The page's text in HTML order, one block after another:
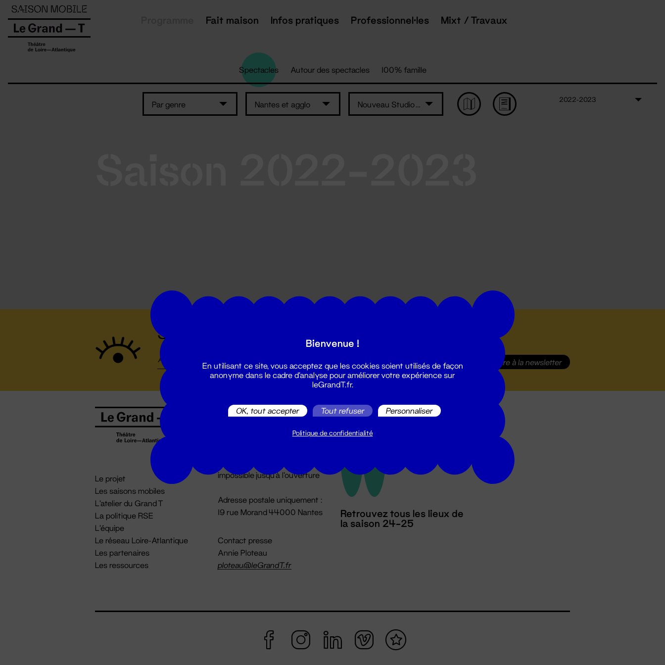
Fait maison Infos pratiques Professionnel·les Mixt / Travaux
Spectacles Autour des spectacles 100% famille
Par genre Nantes et agglo Nouveau Studio Théâtre
2022-2023
Suivez toutes les actualités du Grand T :
S'inscrire à la newsletter
Le projet
Les saisons mobiles
L'atelier du Grand T
La politique RSE
L'équipe
Le réseau Loire-Atlantique
Les partenaires
Les ressources
Billetterie
billetterie@leGrandT.fr
impossible jusqu'à l'ouverture
Adresse postale uniquement :
19 rue Morand 44000 Nantes
Contact presse
Annie Ploteau
ploteau@leGrandT.fr
Retrouvez tous les lieux de
la saison 24-25
Panneau de gestion des cookies
Bienvenue !
En utilisant ce site, vous acceptez que les cookies soient utilisés de façon
anonyme dans le cadre d'analyse pour améliorer votre expérience sur
leGrandT.fr.
OK, tout accepter Tout refuser Personnaliser
Politique de confidentialité